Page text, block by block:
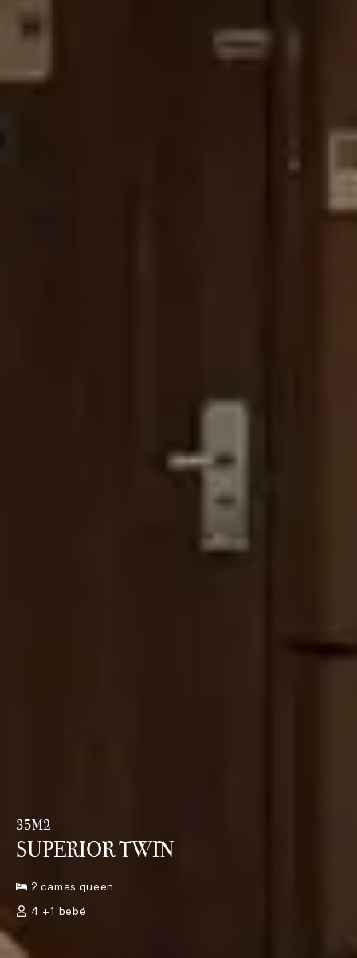
35M2
SUPERIOR TWIN
2 camas queen
4 +1 bebé